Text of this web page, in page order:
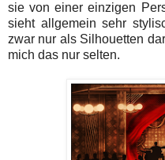
sie von einer einzigen
sieht allgemein sehr
zwar nur als Silhouetten
mich das nur selten.